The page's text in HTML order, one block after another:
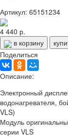
Артикул: 65151234
4 440 р.
в корзину
Поделиться
Описание:
Электронный
водонагревателя,
VLS)
Модуль
серии VLS